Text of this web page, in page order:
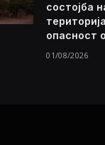
состојба
опасност
01/08/2026